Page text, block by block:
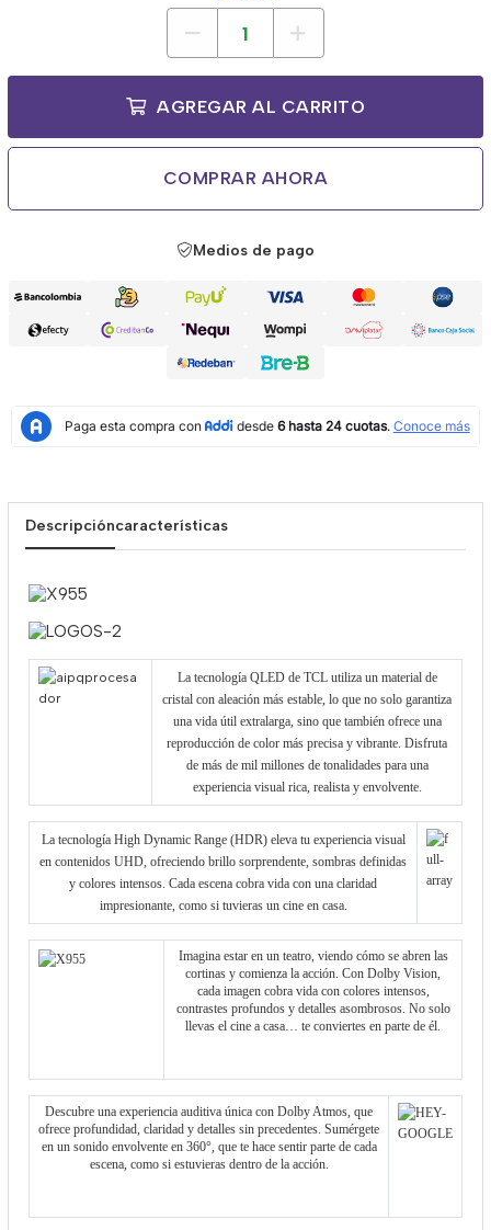
AGREGAR AL CARRITO
COMPRAR AHORA
Medios de pago
Descripcióncaracterísticas
La tecnología QLED de TCL utiliza un material de
cristal con aleación más estable, lo que no solo garantiza
una vida útil extralarga, sino que también ofrece una
reproducción de color más precisa y vibrante. Disfruta
de más de mil millones de tonalidades para una
experiencia visual rica, realista y envolvente.
La tecnología High Dynamic Range (HDR) eleva tu experiencia visual
en contenidos UHD, ofreciendo brillo sorprendente, sombras definidas
y colores intensos. Cada escena cobra vida con una claridad
impresionante, como si tuvieras un cine en casa.
Imagina estar en un teatro, viendo cómo se abren las
cortinas y comienza la acción. Con Dolby Vision,
cada imagen cobra vida con colores intensos,
contrastes profundos y detalles asombrosos. No solo
llevas el cine a casa… te conviertes en parte de él.
Descubre una experiencia auditiva única con Dolby Atmos, que
ofrece profundidad, claridad y detalles sin precedentes. Sumérgete
en un sonido envolvente en 360°, que te hace sentir parte de cada
escena, como si estuvieras dentro de la acción.